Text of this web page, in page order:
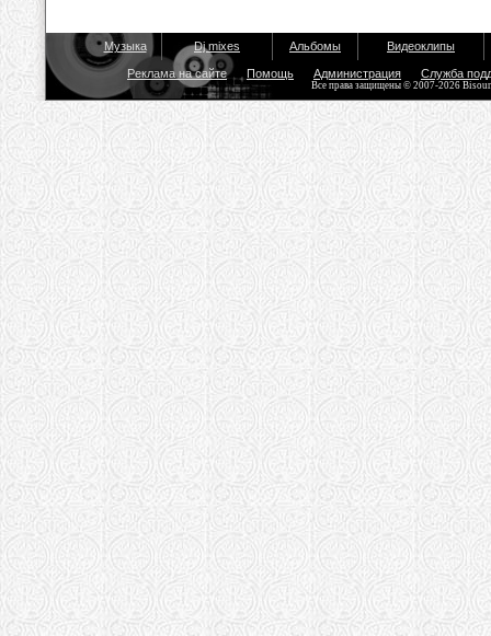
Музыка Dj mixes Альбомы Видеоклипы
Реклама на сайте Помощь Администрация Служба
Все права защищены © 2007-2026